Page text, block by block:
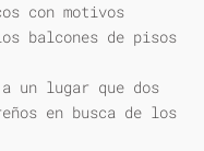
con motivos
balcones de pisos
a un lugar que dos
en busca de los